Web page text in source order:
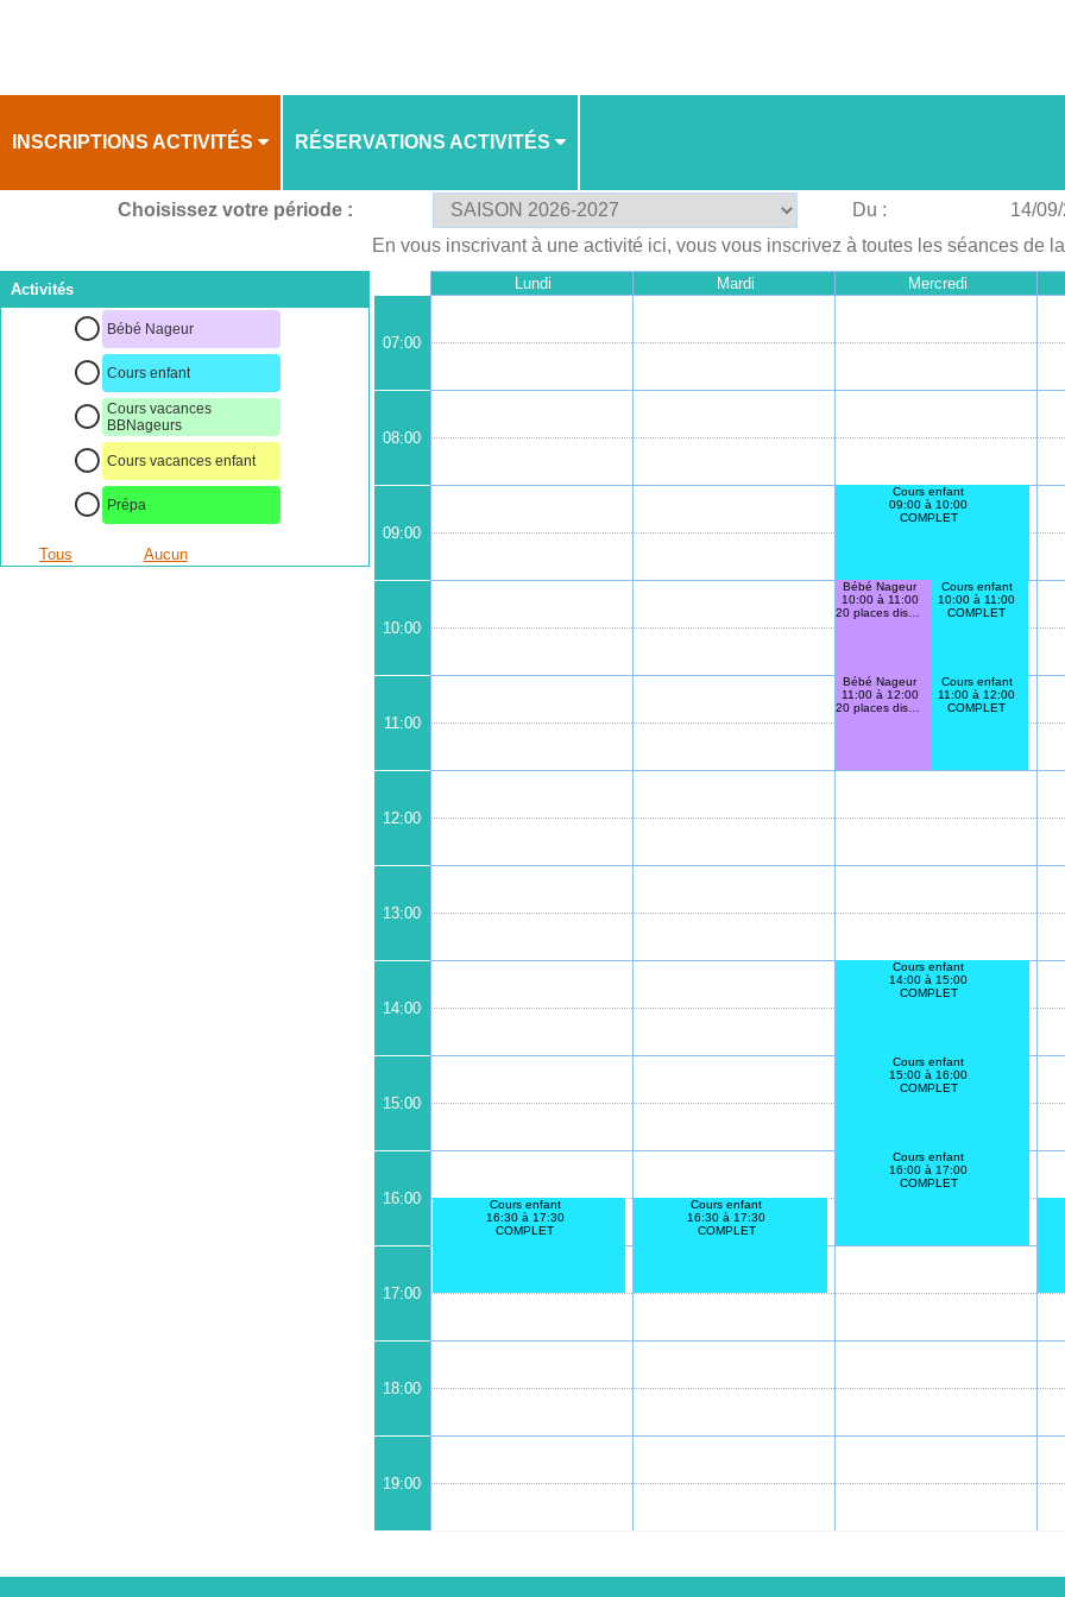
INSCRIPTIONS ACTIVITÉS RÉSERVATIONS ACTIVITÉS
PLANNING
Choisissez votre période : Du : 14/
En vous inscrivant à une activité ici, vous vous inscrivez à toutes les séances de
Activités
Bébé Nageur
Cours enfant
Cours vacances
BBNageurs
Cours vacances enfant
Prépa
Tous Aucun
Lundi Mardi Mercredi
07:00
08:00
09:00
10:00
11:00
12:00
13:00
14:00
15:00
16:00
17:00
18:00
19:00
Cours enfant
16:30 à 17:30
COMPLET
Cours enfant
16:30 à 17:30
COMPLET
Cours enfant
09:00 à 10:00
COMPLET
Bébé Nageur
10:00 à 11:00
20 places disponibles
Cours enfant
10:00 à 11:00
COMPLET
Bébé Nageur
11:00 à 12:00
20 places disponibles
Cours enfant
11:00 à 12:00
COMPLET
Cours enfant
14:00 à 15:00
COMPLET
Cours enfant
15:00 à 16:00
COMPLET
Cours enfant
16:00 à 17:00
COMPLET